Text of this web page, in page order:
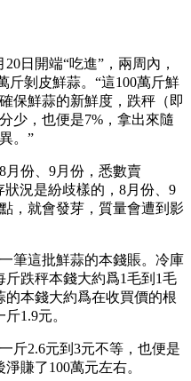
日開端“吃進”，兩周內，
斤剝皮鮮蒜。“這100萬斤鮮
保鮮蒜的新鮮度，跌秤（即
少，也便是7%，拿出來隨
。”
月份、9月份，悉數賣
況是紛歧樣的，8月份、9
，就會發芽，質量會遭到影
筆這批鮮蒜的本錢賬。冷庫
跌秤本錢大約爲1毛到1毛
的本錢大約爲在收買價的根
1.9元。
斤2.6元到3元不等，也便是
賺了100萬元左右。